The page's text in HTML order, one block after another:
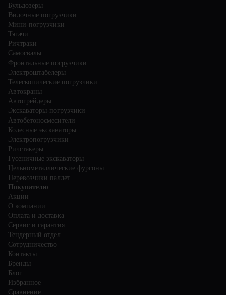
Бульдозеры
Вилочные погрузчики
Мини-погрузчики
Тягачи
Ричтраки
Самосвалы
Фронтальные погрузчики
Электроштабелеры
Телескопические погрузчики
Автокраны
Автогрейдеры
Экскаваторы-погрузчики
Автобетоносмесители
Колесные экскаваторы
Электропогрузчики
Ричстакеры
Гусеничные экскаваторы
Цельнометаллические фургоны
Перевозчики паллет
Покупателю
Акции
О компании
Оплата и доставка
Сервис и гарантия
Тендерный отдел
Сотрудничество
Контакты
Бренды
Блог
Избранное
Сравнение